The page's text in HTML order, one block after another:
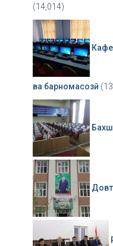
(14,014)
ва барномасозӣ